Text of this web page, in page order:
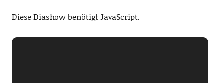
Diese Diashow benötigt JavaScript.